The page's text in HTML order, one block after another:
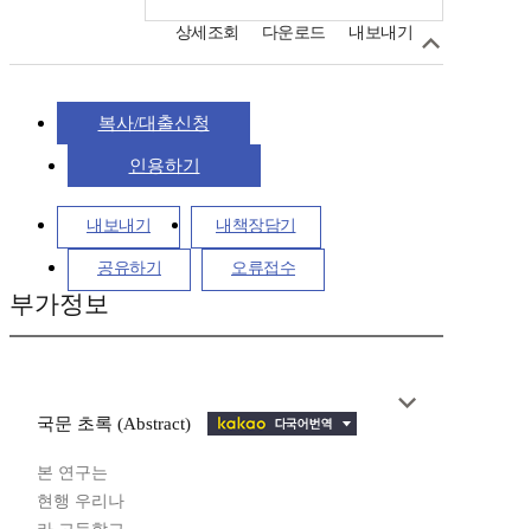
상세조회 다운로드 내보내기
복사/대출신청
인용하기
내보내기 내책장담기
공유하기 오류접수
부가정보
국문 초록 (Abstract)
본 연구는
현행 우리나